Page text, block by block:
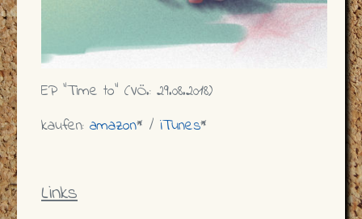
EP "Time to" (VÖ.: 29.08.2018)
kaufen: amazon* / iTunes*
Links